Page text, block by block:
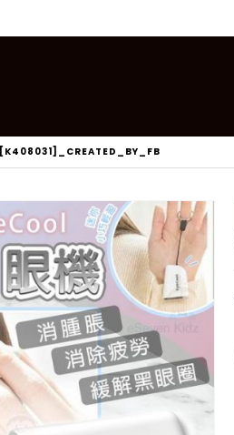
[K408031]_CREATED_BY_FB